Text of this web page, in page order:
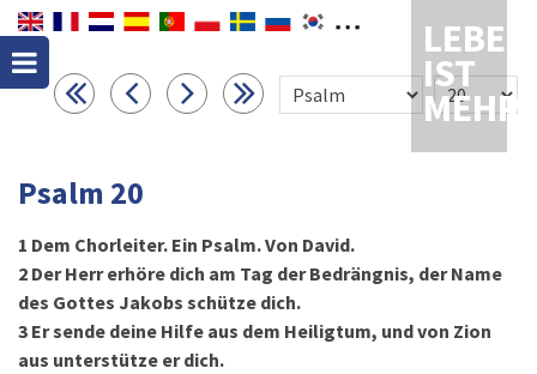
LEBEN
IST
MEHR
Psalm 20
1 Dem Chorleiter. Ein Psalm. Von David.
2 Der Herr erhöre dich am Tag der Bedrängnis, der Name
des Gottes Jakobs schütze dich.
3 Er sende deine Hilfe aus dem Heiligtum, und von Zion
aus unterstütze er dich.